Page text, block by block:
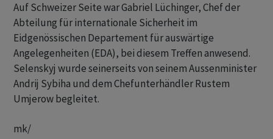
Auf Schweizer Seite war Gabriel Lüchinger, Chef der
Abteilung für internationale Sicherheit im
Eidgenössischen Departement für auswärtige
Angelegenheiten (EDA), bei diesem Treffen anwesend.
Selenskyj wurde seinerseits von seinem Aussenminister
Andrij Sybiha und dem Chefunterhändler Rustem
Umjerow begleitet.
mk/